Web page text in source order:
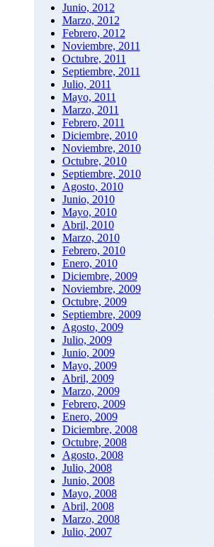
Junio, 2012
Marzo, 2012
Febrero, 2012
Noviembre, 2011
Octubre, 2011
Septiembre, 2011
Julio, 2011
Mayo, 2011
Marzo, 2011
Febrero, 2011
Diciembre, 2010
Noviembre, 2010
Octubre, 2010
Septiembre, 2010
Agosto, 2010
Junio, 2010
Mayo, 2010
Abril, 2010
Marzo, 2010
Febrero, 2010
Enero, 2010
Diciembre, 2009
Noviembre, 2009
Octubre, 2009
Septiembre, 2009
Agosto, 2009
Julio, 2009
Junio, 2009
Mayo, 2009
Abril, 2009
Marzo, 2009
Febrero, 2009
Enero, 2009
Diciembre, 2008
Octubre, 2008
Agosto, 2008
Julio, 2008
Junio, 2008
Mayo, 2008
Abril, 2008
Marzo, 2008
Julio, 2007